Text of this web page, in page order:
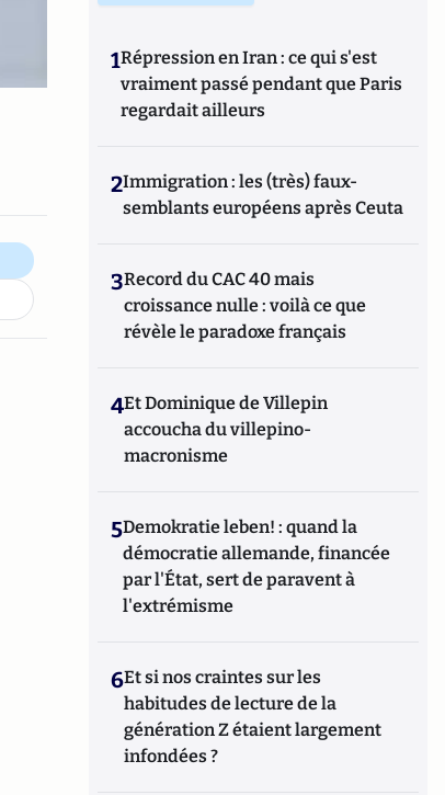
1Répression en Iran : ce qui s'est
vraiment passé pendant que Paris
regardait ailleurs
2Immigration : les (très) faux-
semblants européens après Ceuta
3Record du CAC 40 mais
croissance nulle : voilà ce que
révèle le paradoxe français
4Et Dominique de Villepin
accoucha du villepino-
macronisme
5Demokratie leben! : quand la
démocratie allemande, financée
par l'État, sert de paravent à
l'extrémisme
6Et si nos craintes sur les
habitudes de lecture de la
génération Z étaient largement
infondées ?